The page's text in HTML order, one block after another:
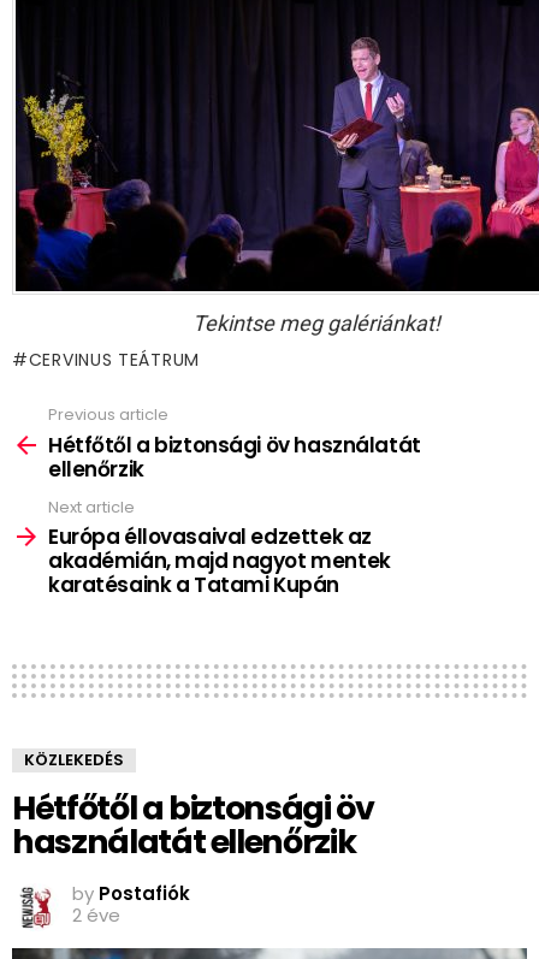
Tekintse meg galériánkat!
CERVINUS TEÁTRUM
more
Previous article
Hétfőtől a biztonsági öv használatát
ellenőrzik
Next article
Európa éllovasaival edzettek az
akadémián, majd nagyot mentek
karatésaink a Tatami Kupán
KÖZLEKEDÉS
Hétfőtől a biztonsági öv
használatát ellenőrzik
by Postafiók
2 éve